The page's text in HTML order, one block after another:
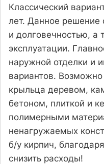
Классический
лет. Данное решение
и долговечностью, а
эксплуатации.
наружной отделки и
вариантов.
крыльца деревом,
бетоном, плиткой и
полимерными
ненагружаемых
б/у кирпич,
снизить расходы!